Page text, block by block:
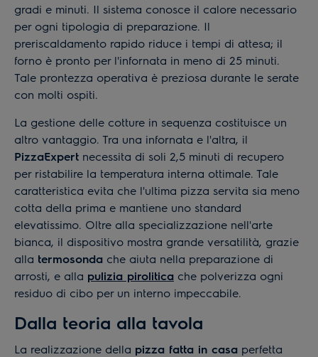
gradi e minuti. Il sistema conosce il calore necessario
per ogni tipologia di preparazione. Il
preriscaldamento rapido riduce i tempi di attesa; il
forno è pronto per l'infornata in meno di 25 minuti.
Tale prontezza operativa è preziosa durante le serate
con molti ospiti.
La gestione delle cotture in sequenza costituisce un
altro vantaggio. Tra una infornata e l'altra, il
PizzaExpert necessita di soli 2,5 minuti di recupero
per ristabilire la temperatura interna ottimale. Tale
caratteristica evita che l'ultima pizza servita sia meno
cotta della prima e mantiene uno standard
elevatissimo. Oltre alla specializzazione nell'arte
bianca, il dispositivo mostra grande versatilità, grazie
alla termosonda che aiuta nella preparazione di
arrosti, e alla pulizia pirolitica che polverizza ogni
residuo di cibo per un interno impeccabile.
Dalla teoria alla tavola
La realizzazione della pizza fatta in casa perfetta